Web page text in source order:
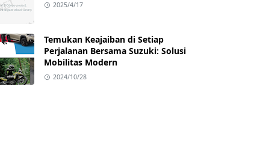
2025/4/17
Temukan Keajaiban di Setiap
Perjalanan Bersama Suzuki: Solusi
Mobilitas Modern
2024/10/28